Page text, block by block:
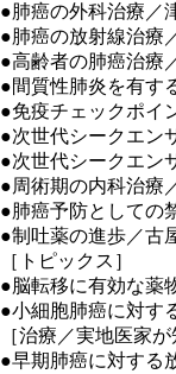
●肺癌の外科治療／
●肺癌の放射線治療
●高齢者の肺癌治療
●間質性肺炎を有す
●免疫チェックポイ
●次世代シークエン
●次世代シークエン
●周術期の内科治療
●肺癌予防としての
●制吐薬の進歩／古
［トピックス］
●脳転移に有効な薬
●小細胞肺癌に対す
［治療／実地医家
●早期肺癌に対する